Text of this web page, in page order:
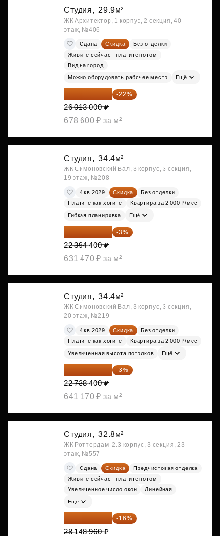
Студия, 29.9м²
ЖК Архитектор, 1 корпус, 2 секция, 40
этаж, №406
Сдана Скидка
Без отделки
Живите сейчас - платите потом
Вид на город
Можно оборудовать рабочее место Ещё
20 290 140 ₽ -22%
26 013 000 ₽
678 600 ₽ за м²
Студия, 34.4м²
ЖК Симоновский Вал, 3 корпус, 3 секция,
19 этаж, №208
4 кв 2029 Скидка
Без отделки
Платите как хотите
Квартира за 2 000 ₽/мес
Гибкая планировка Ещё
21 722 568 ₽ -3%
22 394 400 ₽
631 470 ₽ за м²
Студия, 34.4м²
ЖК Симоновский Вал, 3 корпус, 3 секция,
20 этаж, №219
4 кв 2029 Скидка
Без отделки
Платите как хотите
Квартира за 2 000 ₽/мес
Увеличенная высота потолков Ещё
22 056 248 ₽ -3%
22 738 400 ₽
641 170 ₽ за м²
Студия, 32.8м²
ЖК Роттердам, 2.3 корпус, 3 секция, 23
этаж, №557
Сдана Скидка
Предчистовая отделка
Живите сейчас - платите потом
Увеличенное число окон
Линейная
Ещё
23 645 126 ₽ -16%
28 148 960 ₽